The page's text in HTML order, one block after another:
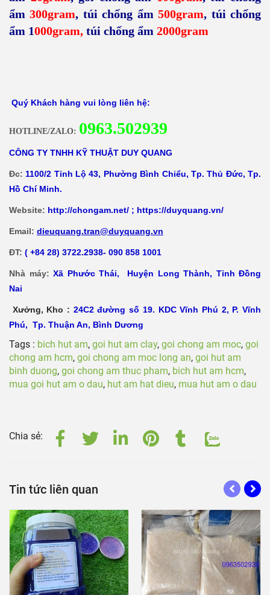
ẩm300gram, túi chống ẩm500gram, túi chống
ẩm 1000gram, túi chống ẩm 2000gram
Quý Khách hàng vui lòng liên hệ:
HOTLINE/ZALO: 0963.502939
CÔNG TY TNHH KỸ THUẬT DUY QUANG
Đc: 1100/2 Tỉnh Lộ 43, Phường Bình Chiểu, Tp. Thủ Đức, Tp.
Hồ Chí Minh.
Website: http://chongam.net/ ; https://duyquang.vn/
Email: dieuquang.tran@duyquang.vn
ĐT: ( +84 28) 3722.2938- 090 858 1001
Nhà máy: Xã Phước Thái, Huyện Long Thành, Tỉnh Đồng
Nai
Xưởng, Kho : 24C2 đường số 19. KDC Vĩnh Phú 2, P. Vĩnh
Phú, Tp. Thuận An, Bình Dương
Tags : bich hut am, goi hut am clay, goi chong am moc, goi
chong am hcm, goi chong am moc long an, goi hut am
binh duong, goi chong am thuc pham, bich hut am hcm,
mua goi hut am o dau, hut am hat dieu, mua hut am o dau
Chia sẻ:
Tin tức liên quan